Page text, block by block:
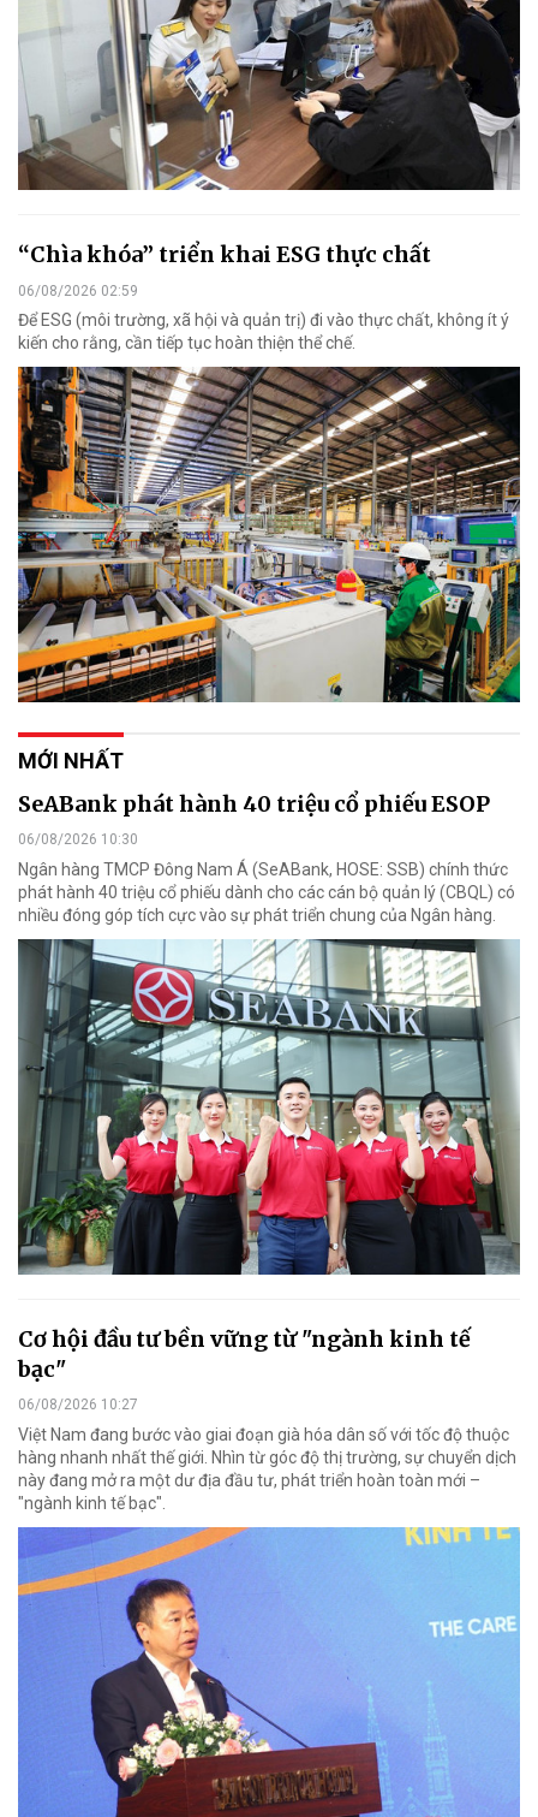
“Chìa khóa” triển khai ESG thực chất
06/08/2026 02:59
Để ESG (môi trường, xã hội và quản trị) đi vào thực chất, không ít ý
kiến cho rằng, cần tiếp tục hoàn thiện thể chế.
MỚI NHẤT
SeABank phát hành 40 triệu cổ phiếu ESOP
06/08/2026 10:30
Ngân hàng TMCP Đông Nam Á (SeABank, HOSE: SSB) chính thức
phát hành 40 triệu cổ phiếu dành cho các cán bộ quản lý (CBQL) có
nhiều đóng góp tích cực vào sự phát triển chung của Ngân hàng.
Cơ hội đầu tư bền vững từ "ngành kinh tế
bạc"
06/08/2026 10:27
Việt Nam đang bước vào giai đoạn già hóa dân số với tốc độ thuộc
hàng nhanh nhất thế giới. Nhìn từ góc độ thị trường, sự chuyển dịch
này đang mở ra một dư địa đầu tư, phát triển hoàn toàn mới –
"ngành kinh tế bạc".